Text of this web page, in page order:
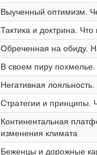
Выученный оптимизм.
Тактика и доктрина.
Обреченная на обиду.
В своем пиру похмелье.
Негативная
Стратегии и принципы.
Континентальная
изменения климата
Беженцы и дорожные